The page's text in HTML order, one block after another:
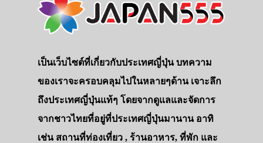
เป็นเว็บไซต์ที่เกี่ยวกับประเทศญี่ปุ่น บทความ
ของเราจะครอบคลุมไปในหลายๆด้าน เจาะลึก
ถึงประเทศญี่ปุ่นแท้ๆ โดยจากดูแลและจัดการ
จากชาวไทยที่อยู่ที่ประเทศญี่ปุ่นมานาน อาทิ
เช่น สถานที่ท่องเที่ยว , ร้านอาหาร, ที่พัก และ